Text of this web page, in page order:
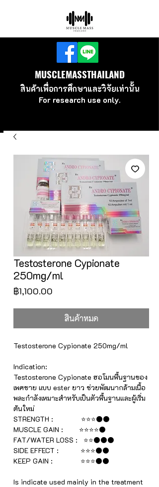
MUSCLEMASSTHAILAND
สินค้าเพื่อการศึกษาและวิจัยเท่านั้น
For research use only.
Testosterone Cypionate
250mg/ml
฿1,100.00
สินค้าหมด
Testosterone Cypionate 250mg/ml
Indication:
Testosterone Cypionate ฮอโมนพื้นฐานของ
เพศชาย แบบ ester ยาว ช่วยพัฒนากล้ามเนื้อ
พละกำลังเหมาะสำหรับเป็นตัวพื้นฐานและผู้เริ่ม
ต้นใหม่
STRENGTH : ⭐⭐⭐⚫⚫
MUSCLE GAIN : ⭐⭐⭐⭐⚫
FAT/WATER LOSS : ⭐⭐⚫⚫⚫
SIDE EFFECT : ⭐⭐⭐⚫⚫
KEEP GAIN : ⭐⭐⭐⚫⚫
Is indicate used mainly in the treatment